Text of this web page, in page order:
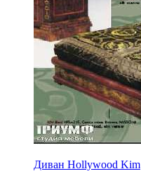
Диван Hollywood Kim